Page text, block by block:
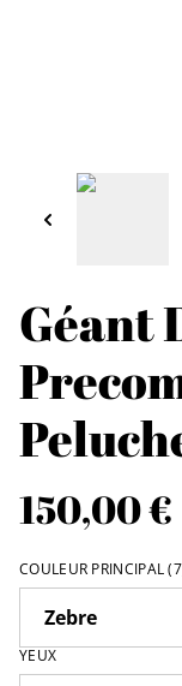
Géant
150,00 €
COULEUR PRINCIPAL
YEUX